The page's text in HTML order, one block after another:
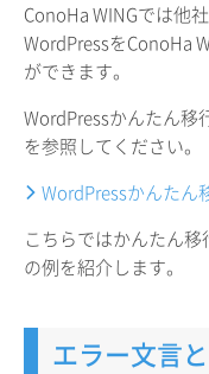
ConoHa WINGでは他
WordPressをConoHa
ができます。
WordPressかんたん移
を参照してください。
WordPressかんたん
こちらではかんたん
の例を紹介します。
エラー文言